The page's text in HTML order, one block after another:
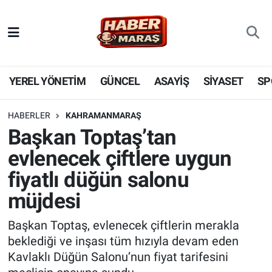
YEREL YÖNETİM GÜNCEL ASAYİŞ SİYASET
HABERLER KAHRAMANMARAŞ
Başkan Toptaş’tan
evlenecek çiftlere uygun
fiyatlı düğün salonu
müjdesi
Başkan Toptaş, evlenecek çiftlerin merakla
beklediği ve inşası tüm hızıyla devam eden
Kavlaklı Düğün Salonu’nun fiyat tarifesini
YEREL YÖNETİM
GÜNCEL
KADIN AİLE
SPOR
DÜNYA
EKONOMİ
SİYASET
Nöbetçi Eczaneler
Hava Durumu
Süper Lig Puan Durumu ve Fikstür
Tüm Manşetler
Son Dakika Haberleri
Haber Arşivi